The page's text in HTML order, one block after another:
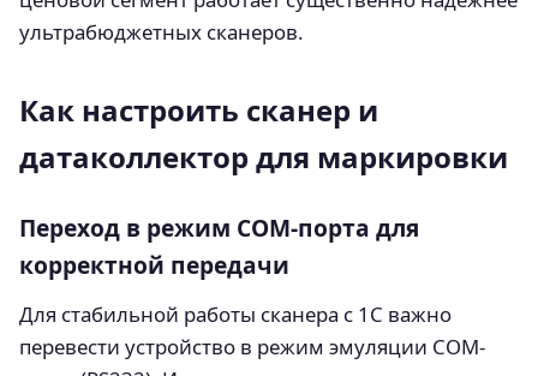
ультрабюджетных сканеров.
Как настроить сканер и
датаколлектор для маркировки
Переход в режим COM-порта для
корректной передачи
Для стабильной работы сканера с 1С важно
перевести устройство в режим эмуляции COM-